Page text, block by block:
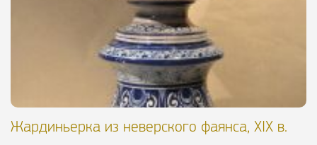
Жардиньерка из неверского фаянса, XIX в.